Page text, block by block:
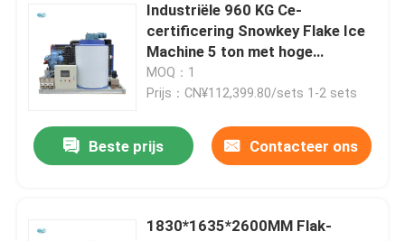
Producten
VR-show
Over ons
Industriële 960 KG Ce-
certificering Snowkey Flake Ice
Machine 5 ton met hoge
duurzaamheid
MOQ：1
Prijs：CN¥112,399.80/sets 1-2 sets
Beste prijs Contacteer ons
1830*1635*2600MM Flak-